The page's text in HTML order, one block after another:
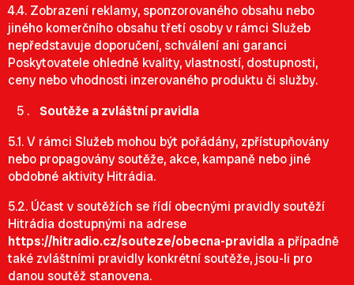
4.4. Zobrazení reklamy, sponzorovaného obsahu nebo
jiného komerčního obsahu třetí osoby v rámci Služeb
nepředstavuje doporučení, schválení ani garanci
Poskytovatele ohledně kvality, vlastností, dostupnosti,
ceny nebo vhodnosti inzerovaného produktu či služby.
Soutěže a zvláštní pravidla
5.1. V rámci Služeb mohou být pořádány, zpřístupňovány
nebo propagovány soutěže, akce, kampaně nebo jiné
obdobné aktivity Hitrádia.
5.2. Účast v soutěžích se řídí obecnými pravidly soutěží
Hitrádia dostupnými na adrese
https://hitradio.cz/souteze/obecna-pravidla a případně
také zvláštními pravidly konkrétní soutěže, jsou-li pro
danou soutěž stanovena.